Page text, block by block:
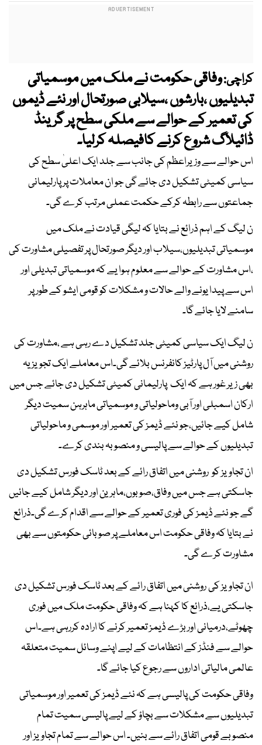
کراچی:وفاقی حکومت نے ملک میں موسمیاتی
تبدیلیوں ،بارشوں ،سیلابی صورتحال اور نئے ڈیموں
کی تعمیر کے حوالے سے ملکی سطح پر گرینڈ
ڈائیلاگ شروع کرنے کافیصلہ کرلیا۔
اس حوالے سے وزیراعظم کی جانب سے جلد ایک اعلیٰ سطح کی
سیاسی کمیٹی تشکیل دی جائے گی جو ان معاملات پر پارلیمانی
جماعتوں سے رابطہ کرکے حکمت عملی مرتب کرے گی۔
ن لیگ کے اہم ذرائع نے بتایا کہ لیگی قیادت نے ملک میں
موسمیاتی تبدیلیوں،سیلاب اور دیگر صورتحال پر تفصیلی مشاورت کی
،اس مشاورت کے حوالے سے معلوم ہوا یے کہ موسمیاتی تبدیلی اور
اس سے پیدا یونے والے حالات و مشکلات کو قومی ایشو کے طور پر
سامنے لایا جائے گا۔
ن لیگ ایک سیاسی کمیٹی جلد تشکیل دے رہی ہے ،مشاورت کی
روشنی میں آل پارٹیز کانفرنس بلائے گی۔اس معاملے ایک تجویز یہ
بھی زیر غور ہے کہ ایک پارلیمانی کمیٹی تشکیل دی جائے جس میں
ارکان اسمبلی اور آبی وماحولیاتی و موسمیاتی ماہرہن سمیت دیگر
شامل کیے جائیں،جو نئے ڈیمز کی تعمیر اور موسمی و ماحولیاتی
تبدیلیوں کے حوالے سے پالیسی و منصوبہ بندی کرے۔
ان تجاویز کو روشنی میں اتفاق رائے کے بعد ٹاسک فورس تشکیل دی
جاسکتی ہے جس میں وفاق،صوبوں،ماہرین اور دیگر شامل کیے جائیں
گے جو نئے ڈیمز کی فوری تعمیر کے حوالے سے اقدام کرے گی۔ذرائع
نے بتایا کہ وفاقی حکومت اس معاملے پر صوبائی حکومتوں سے بھی
مشاورت کرے گی۔
ان تجاویز کی روشنی میں اتفاق رائے کے بعد ٹاسک فورس تشکیل دی
جاسکتی یے،ذرائع کا کہنا ہے کہ وفاقی حکومت ملک میں فوری
چھوٹے،درمیانی اور بڑے ڈیمز تعمیر کرنے کا ارادہ کررہی ہے۔اس
حوالے سے فنڈز کے انتظامات کے لیے اپنے وسائل سمیت متعلقہ
عالمی مالیاتی اداروں سے رجوع کیا جائے گا۔
وفاقی حکومت کی پالیسی ہے کہ نئے ڈیمز کی تعمیر اور موسمیاتی
تبدیلیوں سے مشکلات سے بچاؤ کے لیے پالیسی سمیت تمام
منصوبے قومی اتفاق رائے سے بنیں۔ اس حوالے سے تمام تجاویز اور